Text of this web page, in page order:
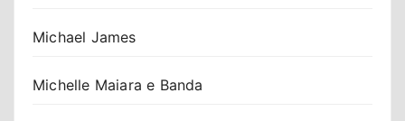
Michael James
Michelle Maiara e Banda